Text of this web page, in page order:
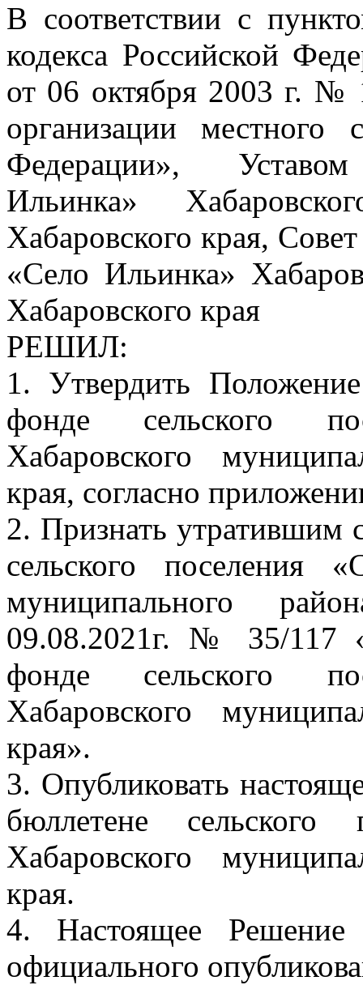
В соответствии с
кодекса Российской
от 06 октября 2003 г.
организации местного
Федерации», Уставом
Ильинка»
Хабаровского края,
«Село Ильинка»
Хабаровского края
РЕШИЛ:
1. Утвердить
фонде сельского
Хабаровского
края, согласно
2. Признать утратившим
сельского поселения
муниципального
09.08.2021г. № 35/117
фонде сельского
Хабаровского
края».
3. Опубликовать
бюллетене
Хабаровского
края.
4. Настоящее
официального